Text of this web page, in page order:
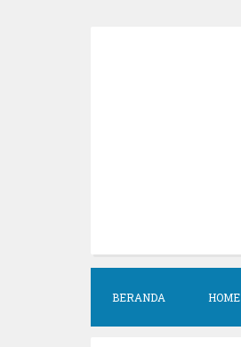
BERANDA HOME